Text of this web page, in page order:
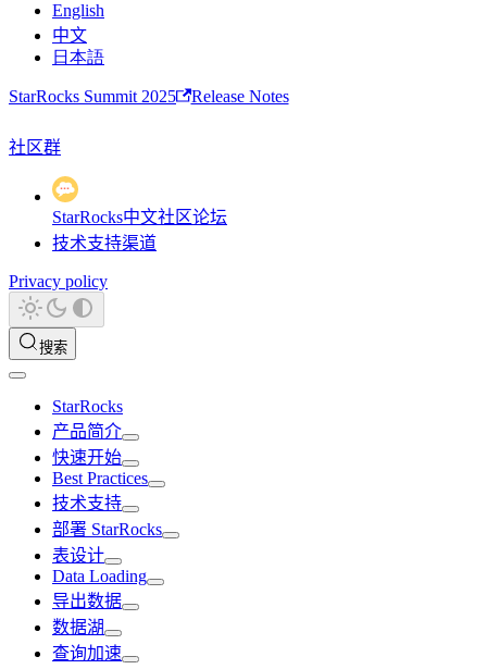
English
中文
日本語
StarRocks Summit 2025 Release Notes
社区群
StarRocks中文社区论坛
技术支持渠道
Privacy policy
搜索
StarRocks
产品简介
快速开始
Best Practices
技术支持
部署 StarRocks
表设计
Data Loading
导出数据
数据湖
查询加速